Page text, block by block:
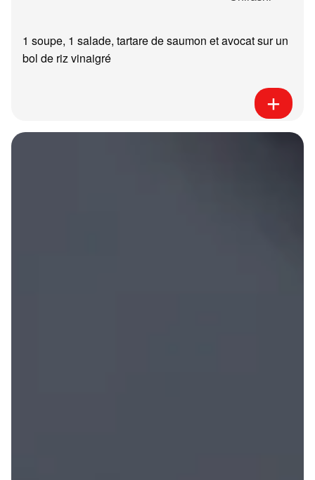
1 soupe, 1 salade, tartare de saumon et avocat sur un
bol de riz vinaigré